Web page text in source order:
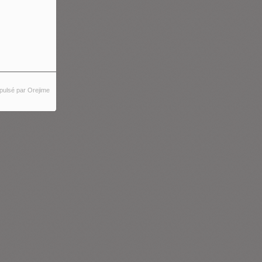
par Orejime